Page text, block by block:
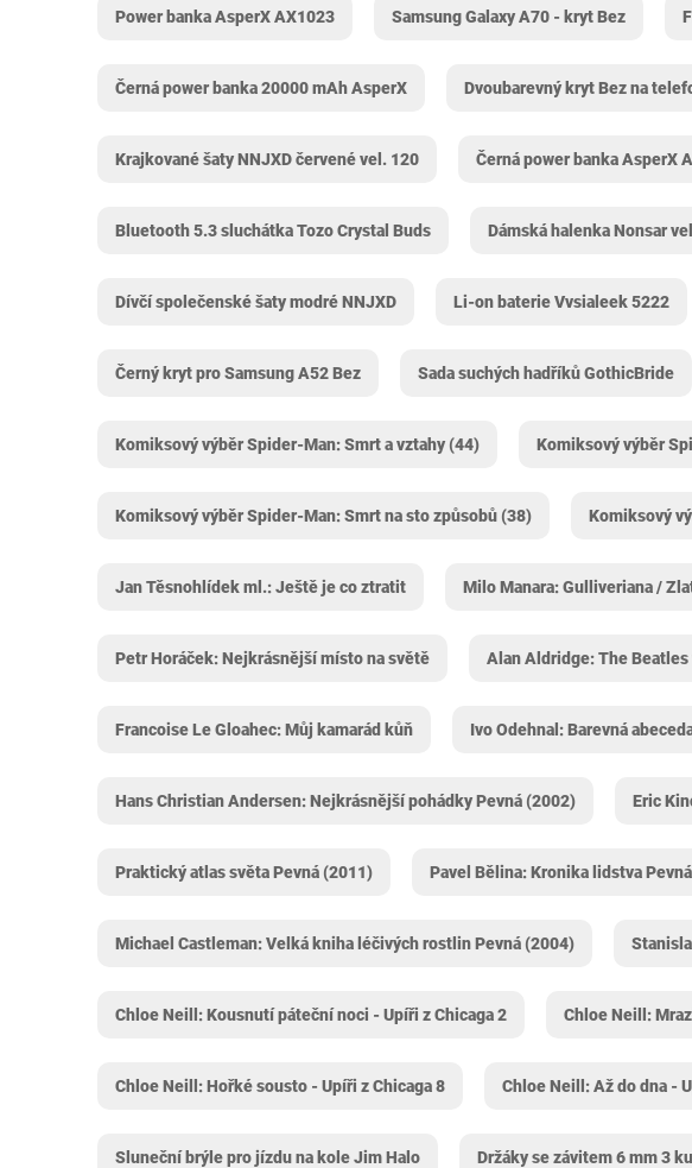
Power banka ‎AsperX AX1023 Samsung Galaxy A70 - kryt Bez
Černá power banka 20000 mAh ‎AsperX Dvoubarevný kryt Bez na
Krajkované šaty NNJXD červené vel. 120 Černá power banka ‎AsperX
Bluetooth 5.3 sluchátka Tozo Crystal Buds Dámská halenka Nonsar
Dívčí společenské šaty modré NNJXD Li-on baterie Vvsialeek 5222
Černý kryt pro Samsung A52 Bez Sada suchých hadříků GothicBride
Komiksový výběr Spider-Man: Smrt a vztahy (44) Komiksový výběr
Komiksový výběr Spider-Man: Smrt na sto způsobů (38) Komiksový
Jan Těsnohlídek ml.: Ještě je co ztratit Milo Manara: Gulliveriana /
Petr Horáček: Nejkrásnější místo na světě Alan Aldridge: The Beatles
Francoise Le Gloahec: Můj kamarád kůň Ivo Odehnal: Barevná
Hans Christian Andersen: Nejkrásnější pohádky Pevná (2002) Eric
Praktický atlas světa Pevná (2011) Pavel Bělina: Kronika lidstva
Michael Castleman: Velká kniha léčivých rostlin Pevná (2004)
Chloe Neill: Kousnutí páteční noci - Upíři z Chicaga 2 Chloe Neill:
Chloe Neill: Hořké sousto - Upíři z Chicaga 8 Chloe Neill: Až do dna -
Sluneční brýle pro jízdu na kole Jim Halo Držáky se závitem 6 mm 3